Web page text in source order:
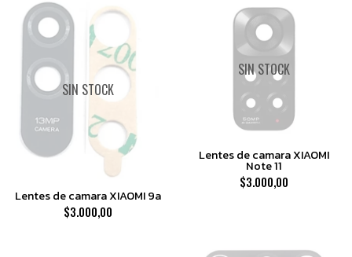
SIN STOCK
Lentes de camara XIAOMI 9a
$3.000,00
SIN STOCK
Lentes de camara XIAOMI
Note 11
$3.000,00